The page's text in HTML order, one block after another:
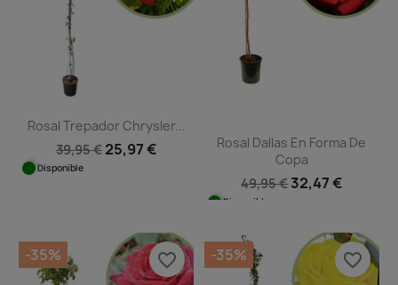
Rosal Trepador Chrysler...
39,95 € 25,97 €
Disponible
Rosal Dallas En Forma De
Copa
49,95 €32,47 €
Disponible
-35% favorite_border -35% favorite_border